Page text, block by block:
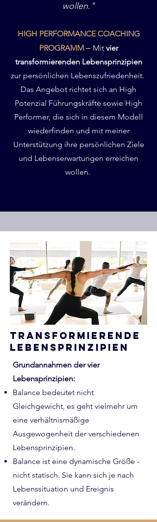
wollen."
HIGH PERFORMANCE COACHING
PROGRAMM – Mit vier
transformierenden Lebensprinzipien
zur persönlichen Lebenszufriedenheit.
Das Angebot richtet sich an High
Potenzial Führungskräfte sowie High
Performer, die sich in diesem Modell
wiederfinden und mit meiner
Unterstützung ihre persönlichen Ziele
und Lebenserwartungen erreichen
wollen.
Transformierende
Lebensprinzipien
Grundannahmen der vier
Lebensprinzipien:
Balance bedeutet nicht
Gleichgewicht, es geht vielmehr um
eine verhältnismäßige
Ausgewogenheit der verschiedenen
Lebensprinzipien.
Balance ist eine dynamische Größe -
nicht statisch. Sie kann sich je nach
Lebenssituation und Ereignis
verändern.